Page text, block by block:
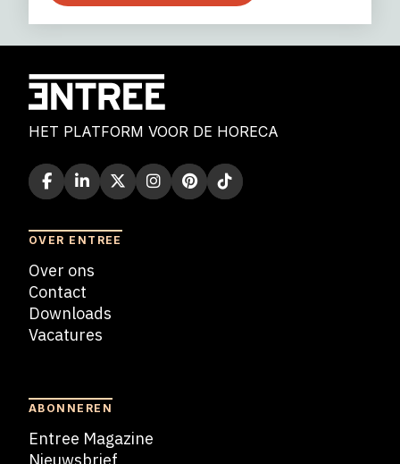
HET PLATFORM VOOR DE HORECA
OVER ENTREE
Over ons
Contact
Downloads
Vacatures
ABONNEREN
Entree Magazine